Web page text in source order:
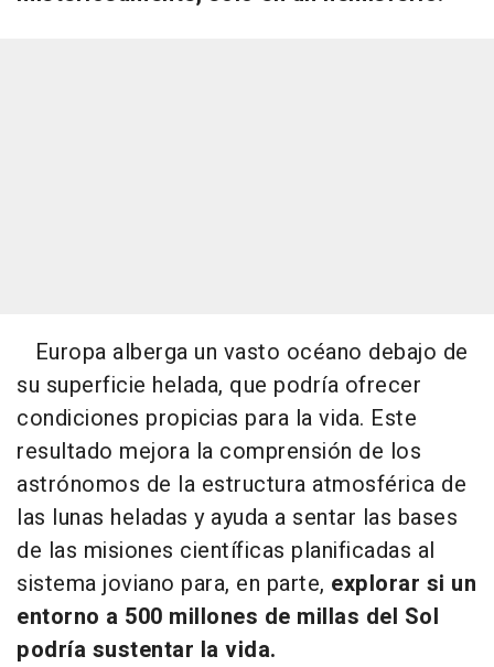
Europa alberga un vasto océano debajo de
su superficie helada, que podría ofrecer
condiciones propicias para la vida. Este
resultado mejora la comprensión de los
astrónomos de la estructura atmosférica de
las lunas heladas y ayuda a sentar las bases
de las misiones científicas planificadas al
sistema joviano para, en parte, explorar si un
entorno a 500 millones de millas del Sol
podría sustentar la vida.